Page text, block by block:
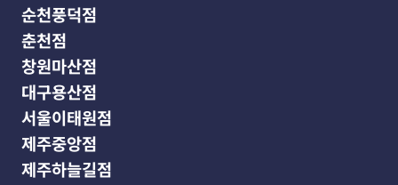
순천풍덕점
춘천점
창원마산점
대구용산점
서울이태원점
제주중앙점
제주하늘길점